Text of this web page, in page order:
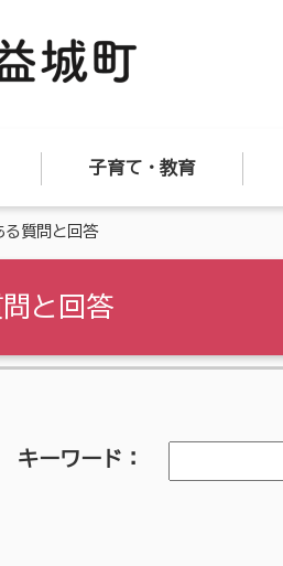
子育て・教育
る質問と回答
と回答
キーワード：